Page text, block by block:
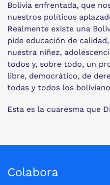
Bolivia enfrentada, que
nuestros políticos
Realmente existe una
pide educación de
nuestra niñez,
todos y, sobre todo, un
libre, democrático, de
todas y todos los
Esta es la cuaresma que
Colabora